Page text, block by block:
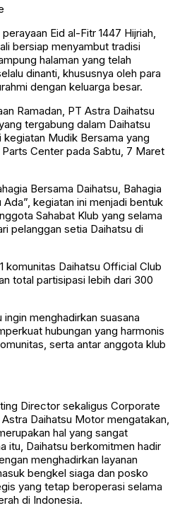
Eid al-Fitr 1447 Hijriah,
bersiap menyambut tradisi
halaman yang telah
dinanti, khususnya oleh para
dengan keluarga besar.
Ramadan, PT Astra Daihatsu
tergabung dalam Daihatsu
Mudik Bersama yang
Center pada Sabtu, 7 Maret
Bersama Daihatsu, Bahagia
kegiatan ini menjadi bentuk
Sahabat Klub yang selama
pelanggan setia Daihatsu di
komunitas Daihatsu Official Club
total partisipasi lebih dari 300
menghadirkan suasana
hubungan yang harmonis
serta antar anggota klub
Director sekaligus Corporate
Daihatsu Motor mengatakan,
hal yang sangat
itu, Daihatsu berkomitmen hadir
menghadirkan layanan
bengkel siaga dan posko
yang tetap beroperasi selama
di Indonesia.